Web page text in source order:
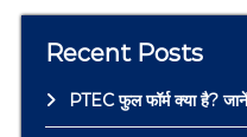
Recent Posts
PTEC फुल फॉर्म क्या है?